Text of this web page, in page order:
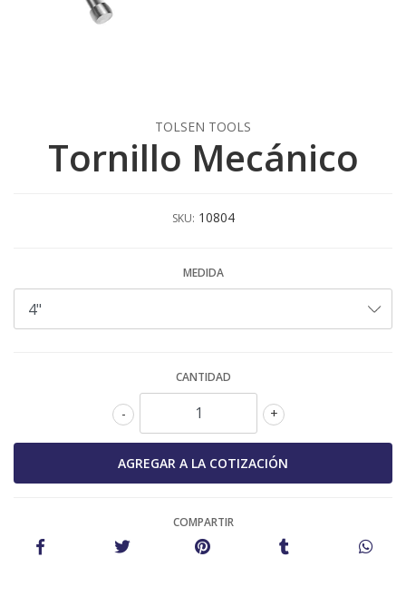
TOLSEN TOOLS
Tornillo Mecánico
SKU: 10804
MEDIDA
CANTIDAD
+
-
COMPARTIR